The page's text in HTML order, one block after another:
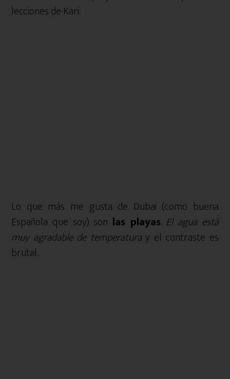
lecciones de Kari:
Lo que más me gusta de Dubai (como buena
Española que soy) son las playas. El agua está
muy agradable de temperaturay el contraste es
brutal.